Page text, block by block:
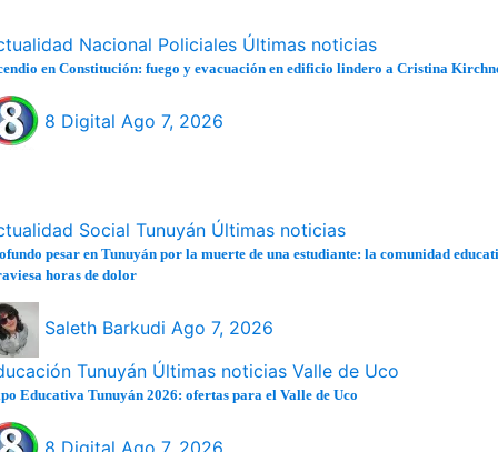
Nacional Policiales Últimas noticias
en Constitución: fuego y evacuación en edificio lindero a Cristina
8 Digital Ago 7, 2026
Social Tunuyán Últimas noticias
pesar en Tunuyán por la muerte de una estudiante: la comunidad
horas de dolor
Saleth Barkudi Ago 7, 2026
Tunuyán Últimas noticias Valle de Uco
Educativa Tunuyán 2026: ofertas para el Valle de Uco
8 Digital Ago 7, 2026